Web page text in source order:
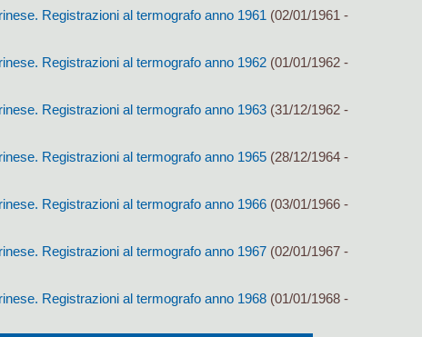
Registrazioni al termografo anno 1961 (02/01/1961 -
Registrazioni al termografo anno 1962(01/01/1962 -
Registrazioni al termografo anno 1963(31/12/1962 -
Registrazioni al termografo anno 1965(28/12/1964 -
Registrazioni al termografo anno 1966(03/01/1966 -
Registrazioni al termografo anno 1967(02/01/1967 -
Registrazioni al termografo anno 1968(01/01/1968 -